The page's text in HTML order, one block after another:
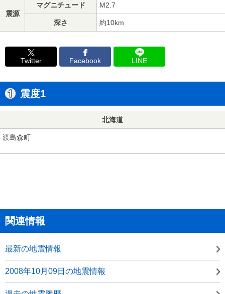
震源
マグニチュード M2.7
深さ 約10km
Twitter Facebook LINE
震度1
北海道
渡島森町
関連情報
最新の地震情報
2008年10月09日の地震情報